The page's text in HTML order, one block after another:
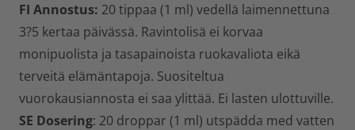
FI Annostus: 20 tippaa (1 ml) vedellä laimennettuna
3?5 kertaa päivässä. Ravintolisä ei korvaa
monipuolista ja tasapainoista ruokavaliota eikä
terveitä elämäntapoja. Suositeltua
vuorokausiannosta ei saa ylittää. Ei lasten ulottuville.
SE Dosering: 20 droppar (1 ml) utspädda med vatten